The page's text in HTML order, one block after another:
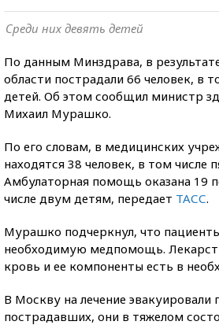
Среди них девять детей
По данным Минздрава, в
области пострадали 66 человек, в
детей. Об этом сообщил министр
Михаил Мурашко.
По его словам, в медицинских
находятся 38 человек, в том числе
Амбулаторная помощь оказана 19
числе двум детям, передает ТАСС.
Мурашко подчеркнул, что
необходимую медпомощь.
кровь и ее компоненты есть в
В Москву на лечение эвакуировали
пострадавших, они в тяжелом